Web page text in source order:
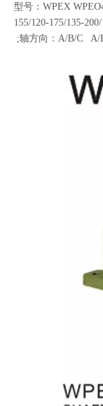
型号：WPEX
155/120-175/135-
;轴方向：A/B/C A/